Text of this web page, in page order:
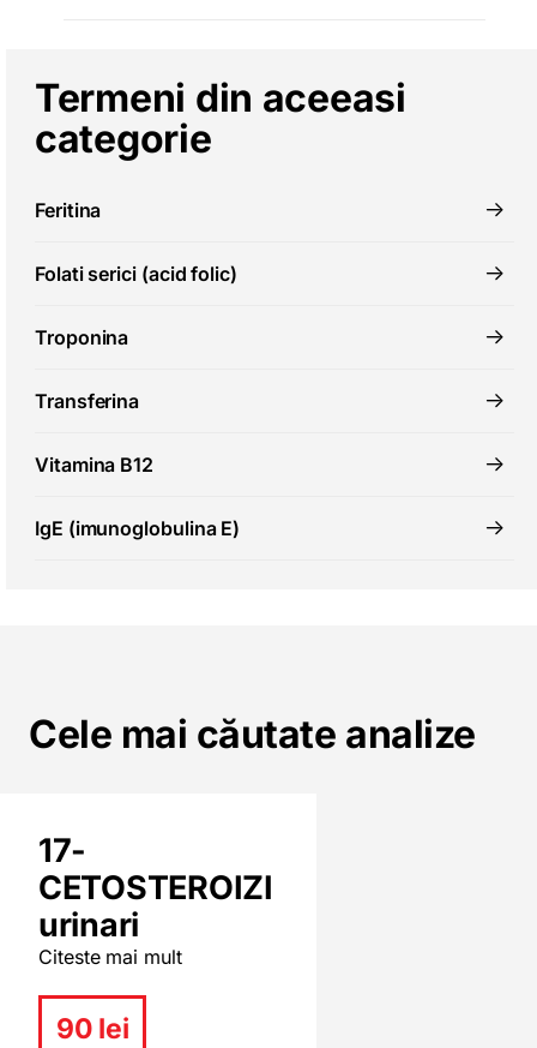
Termeni din aceeasi
categorie
Feritina
Folati serici (acid folic)
Troponina
Transferina
Vitamina B12
IgE (imunoglobulina E)
Cele mai căutate analize
17-
CETOSTEROIZI
urinari
Citeste mai mult
90 lei